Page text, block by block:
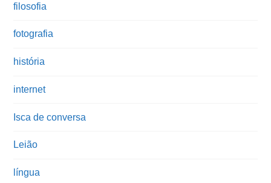
filosofia
fotografia
história
internet
Isca de conversa
Leião
língua